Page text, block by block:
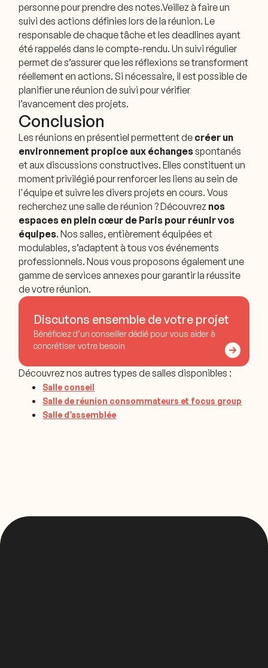
personne pour prendre des notes.Veillez à faire un
suivi des actions définies lors de la réunion. Le
responsable de chaque tâche et les deadlines ayant
été rappelés dans le compte-rendu. Un suivi régulier
permet de s’assurer que les réflexions se transforment
réellement en actions. Si nécessaire, il est possible de
planifier une réunion de suivi pour vérifier
l’avancement des projets.
Conclusion
Les réunions en présentiel permettent de créer un
environnement propice aux échangesspontanés
et aux discussions constructives. Elles constituent un
moment privilégié pour renforcer les liens au sein de
l'équipe et suivre les divers projets en cours. Vous
recherchez une salle de réunion ? Découvrez nos
espaces en plein cœur de Paris pour réunir vos
équipes. Nos salles, entièrement équipées et
modulables, s’adaptent à tous vos événements
professionnels. Nous vous proposons également une
gamme de services annexes pour garantir la réussite
de votre réunion.
Discutons ensemble de votre projet
Bénéficiez d’un conseiller dédié pour vous aider à
concrétiser votre besoin
Découvrez nos autres types de salles disponibles :
Salle conseil
Salle de réunion consommateurs et focus group
Salle d’assemblée